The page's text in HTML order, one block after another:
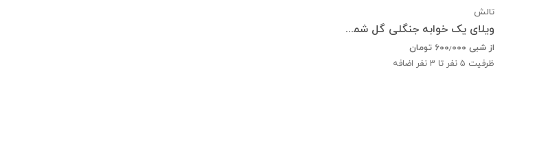
تالش
ویلای یک خوابه جنگلی گل شمعدونی (طبقه دوم)
از شبی ۶۰۰٫۰۰۰ تومان
ظرفیت 5نفر تا 3 نفر اضافه